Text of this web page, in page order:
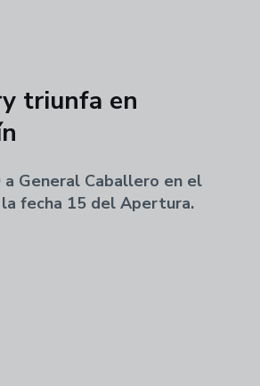
triunfa en
General Caballero en el
la fecha 15 del Apertura.